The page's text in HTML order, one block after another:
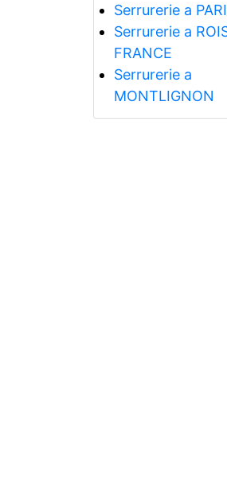
Serrurerie a
Serrurerie a
FRANCE
Serrurerie a
MONTLIGNON